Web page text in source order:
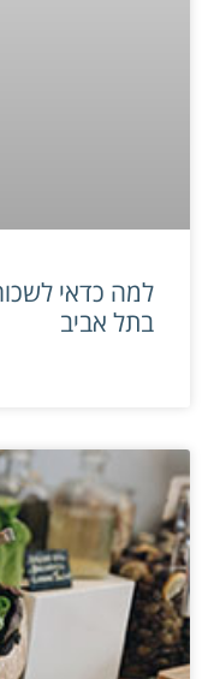
למה כדאי
בתל אביב